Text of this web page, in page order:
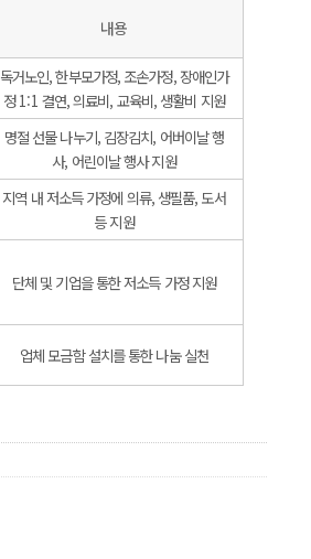
내용
독거노인, 한부모가정, 조손가정, 장애인가
정 1:1 결연, 의료비, 교육비, 생활비 지원
명절 선물 나누기, 김장김치, 어버이날 행
사, 어린이날 행사 지원
지역 내 저소득 가정에 의류, 생필품, 도서
등 지원
단체 및 기업을 통한 저소득 가정 지원
업체 모금함 설치를 통한 나눔 실천